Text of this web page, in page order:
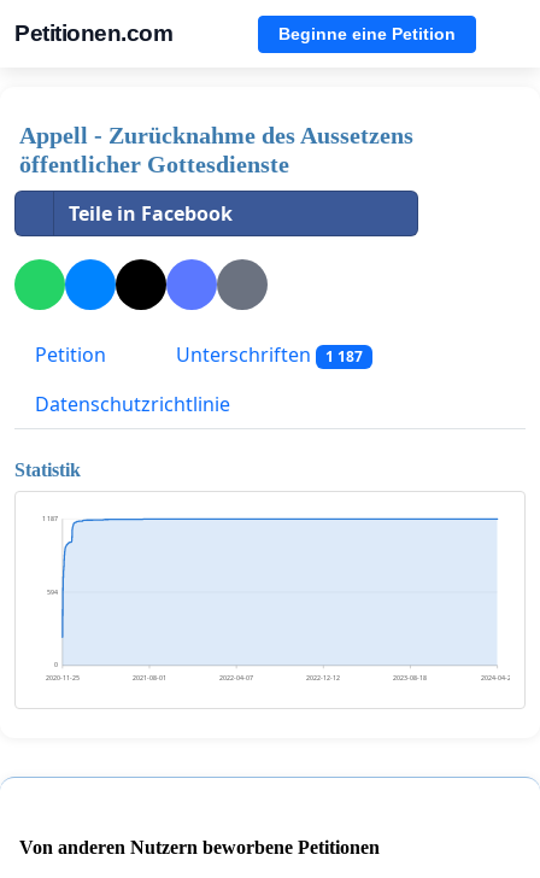
Petitionen.com Beginne eine Petition
Appell - Zurücknahme des Aussetzens
öffentlicher Gottesdienste
Teile in Facebook
Petition Unterschriften 1 187
Datenschutzrichtlinie
Statistik
0
594
1 187
2020-11-25 2021-08-01 2022-04-07 2022-12-12 2023-08-18 2024-04-23
Von anderen Nutzern beworbene Petitionen